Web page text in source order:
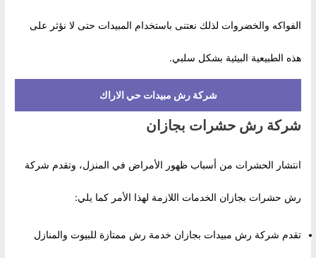
الفواكه والخضروات لذلك نعتنى باستخدام المبيدات حتى لا نؤثر على
هذه الطبيعية البيئية بشكل سلبي.
شركة رش مبيدات حي الاراك
شركة رش حشرات بجازان
انتشار الحشرات من أسباب ظهور الأمراض في المنزل، وتقدم شركة
رش حشرات بجازان الخدمات اللازمة لهذا الأمر كما يلي:
تقدم شركة رش مبيدات بجازان خدمة رش ممتازة للبيوت والمنازل